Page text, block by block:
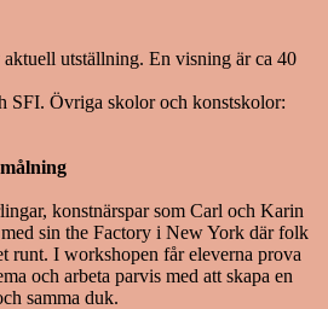
utställning. En visning är ca 40
SFI. Övriga skolor och konstskolor:
konstnärspar som Carl och Karin
sin the Factory i New York där folk
runt. I workshopen får eleverna prova
och arbeta parvis med att skapa en
samma duk.